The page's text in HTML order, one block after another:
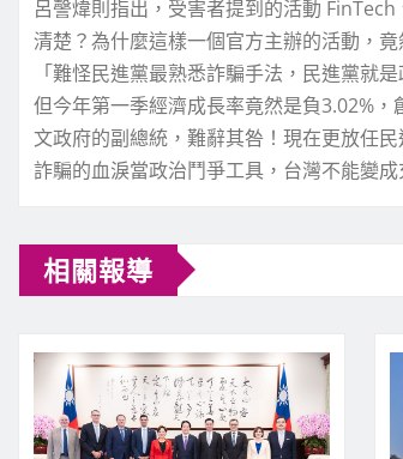
呂謦煒則指出，受害者提到的活動
清楚？為什麼這樣一個官方主辦的活動，
「難怪民進黨最熟悉詐騙手法，民進黨就
但今年第一季經濟成長率竟然是負3.02%
文政府的副總統，難辭其咎！現在更放任
詐騙的血淚當政治鬥爭工具，台灣不能變
相關報導